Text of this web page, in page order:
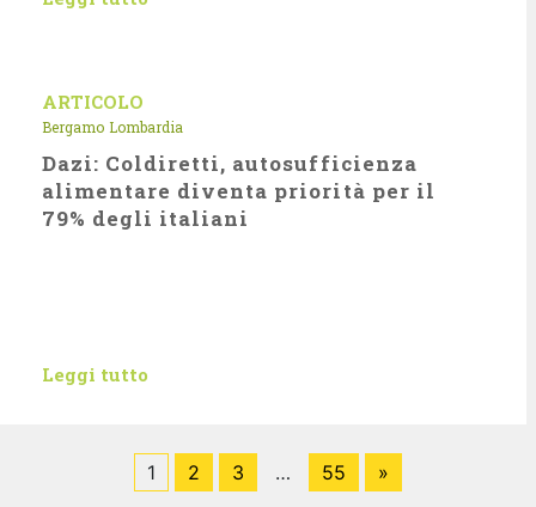
ARTICOLO
Bergamo Lombardia
Dazi: Coldiretti, autosufficienza
alimentare diventa priorità per il
79% degli italiani
Leggi tutto
1 2 3 … 55 »